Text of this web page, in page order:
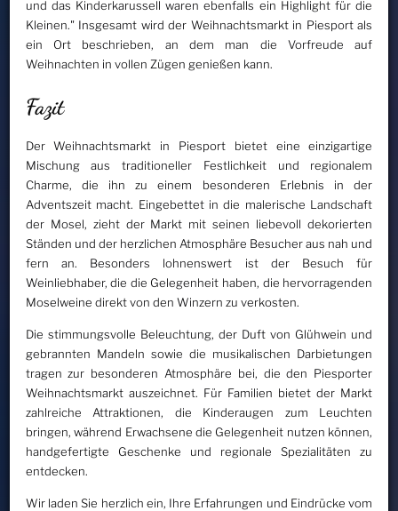
und das Kinderkarussell waren ebenfalls ein Highlight für die
Kleinen." Insgesamt wird der Weihnachtsmarkt in Piesport als
ein Ort beschrieben, an dem man die Vorfreude auf
Weihnachten in vollen Zügen genießen kann.
Fazit
Der Weihnachtsmarkt in Piesport bietet eine einzigartige
Mischung aus traditioneller Festlichkeit und regionalem
Charme, die ihn zu einem besonderen Erlebnis in der
Adventszeit macht. Eingebettet in die malerische Landschaft
der Mosel, zieht der Markt mit seinen liebevoll dekorierten
Ständen und der herzlichen Atmosphäre Besucher aus nah und
fern an. Besonders lohnenswert ist der Besuch für
Weinliebhaber, die die Gelegenheit haben, die hervorragenden
Moselweine direkt von den Winzern zu verkosten.
Die stimmungsvolle Beleuchtung, der Duft von Glühwein und
gebrannten Mandeln sowie die musikalischen Darbietungen
tragen zur besonderen Atmosphäre bei, die den Piesporter
Weihnachtsmarkt auszeichnet. Für Familien bietet der Markt
zahlreiche Attraktionen, die Kinderaugen zum Leuchten
bringen, während Erwachsene die Gelegenheit nutzen können,
handgefertigte Geschenke und regionale Spezialitäten zu
entdecken.
Wir laden Sie herzlich ein, Ihre Erfahrungen und Eindrücke vom